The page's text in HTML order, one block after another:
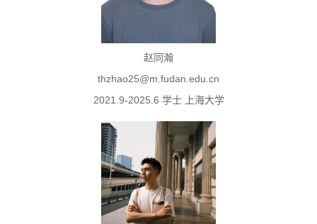
赵同瀚
thzhao25@m.fudan.edu.cn
2021.9-2025.6 学士 上海大学